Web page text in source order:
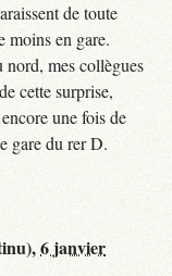
de toute
moins en gare.
nord, mes collègues
cette surprise,
une fois de
gare du rer D.
6 janvier